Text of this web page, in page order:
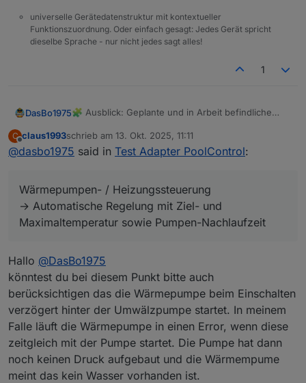
universelle Gerätedatenstruktur mit kontextueller
Funktionszuordnung. Oder einfach gesagt: Jedes Gerät spricht
dieselbe Sprache - nur nicht jedes sagt alles!
1
DasBo1975🧩 Ausblick: Geplante und in Arbeit befindliche
Mit der fertiggestellten Version 0.3.0 („Pumpen-
Lernsystem & Livewerte“)
Parallel dazu entstehen aktuell mehrere
Konzeptdateien,
die die künftige Entwicklung und Modulstruktur
festlegen.
vorbereitet:
🔧 Zukünftige Module (in Planung)
COP-Berechnung
→ Energieeffizienz- und Leistungsbewertung für
→ Automatische Erstellung von Auswertungs- und
Solar-Ertragsberechnung
→ Analyse der täglichen Solarleistung und
Wirkungsgradüberwachung
System-Health-Monitoring
→ Überwachung von Pumpen, Sensoren,
Heizsystem und Gesamtzustand des PoolControl-
Wärmepumpen- / Heizungssteuerung
→ Automatische Regelung mit Ziel- und
Maximaltemperatur sowie Pumpen-Nachlaufzeit
KI-Sprachsystem (Blueprint & Konzept)
→ Lernfähiges, natürlich klingendes Sprach- und
Textsystem für Benachrichtigungen,
Diese Module werden schrittweise ab Version 0.4.x
C
Offline
claus1993schrieb am 13. Okt. 2025, 11:11
zuletzt editiert von
@dasbo1975 said in Test Adapter PoolControl:
Wärmepumpen- / Heizungssteuerung
→ Automatische Regelung mit Ziel- und
Maximaltemperatur sowie Pumpen-Nachlaufzeit
Hallo @DasBo1975
könntest du bei diesem Punkt bitte auch
berücksichtigen das die Wärmepumpe beim Einschalten
verzögert hinter der Umwälzpumpe startet. In meinem
Falle läuft die Wärmepumpe in einen Error, wenn diese
zeitgleich mit der Pumpe startet. Die Pumpe hat dann
noch keinen Druck aufgebaut und die Wärmempume
meint das kein Wasser vorhanden ist.